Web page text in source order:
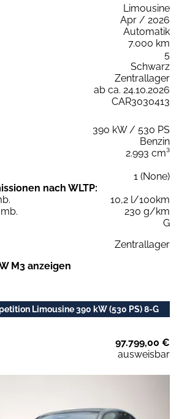
Limousine
Apr / 2026
Automatik
7.000 km
5
Schwarz
Zentrallager
ab ca. 24.10.2026
CAR3030413
390 kW / 530 PS
Benzin
2.993 cm³
1 (None)
nach WLTP:
10,2 l/100km
230 g/km
G
Zentrallager
M3 anzeigen
Limousine 390 kW (530 PS) 8-G
97.799,00 €
ausweisbar